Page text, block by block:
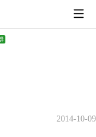
2014-10-09